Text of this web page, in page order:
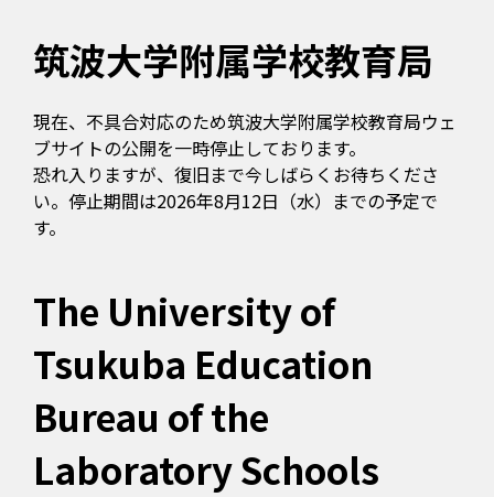
筑波大学附属学校教育局
現在、不具合対応のため筑波大学附属学校教育局ウェ
ブサイトの公開を一時停止しております。
恐れ入りますが、復旧まで今しばらくお待ちくださ
い。停止期間は2026年8月12日（水）までの予定で
す。
The University of
Tsukuba Education
Bureau of the
Laboratory Schools